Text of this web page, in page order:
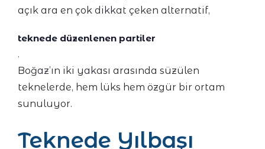
açık ara en çok dikkat çeken alternatif,
teknede düzenlenen partiler
.
Boğaz’ın iki yakası arasında süzülen
teknelerde, hem lüks hem özgür bir ortam
sunuluyor.
Teknede Yılbaşı